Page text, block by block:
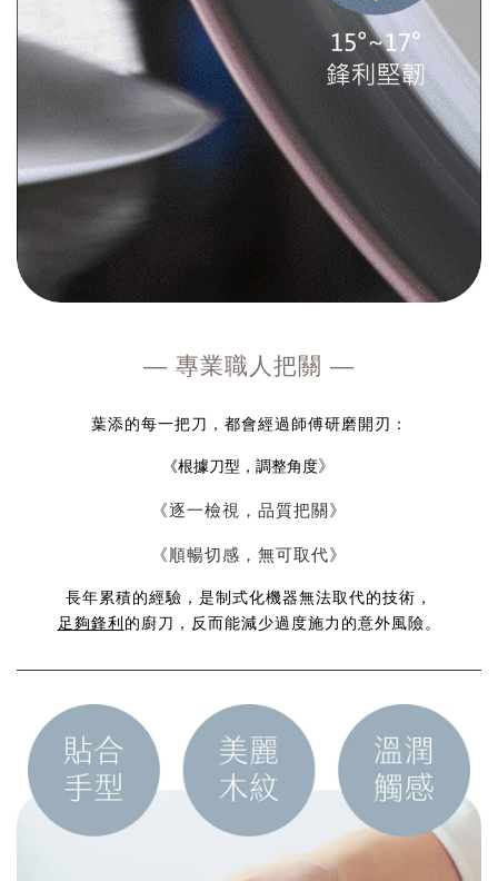
— 專業職人把關 —
葉添的每一把刀，都會經過 師傅研磨開刃 ：
《根據刀型，調整角度》
《逐一檢視，品質把關》
《順暢切感，無可取代》
長年累積的經驗，是制式化機器無法取代的技術，
足夠鋒利 的廚刀，反而能減少過度施力的意外風險。